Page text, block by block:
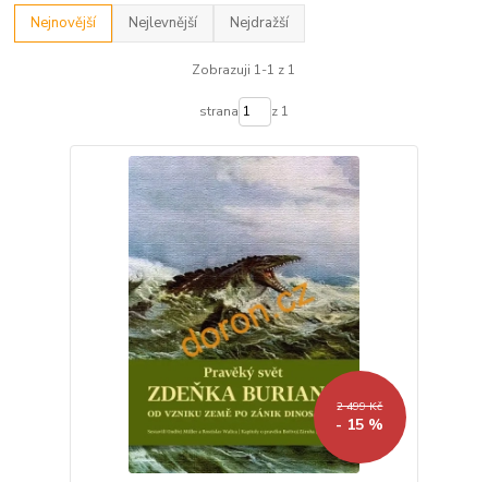
Nejnovější Nejlevnější Nejdražší
Zobrazuji 1-1 z 1
strana z 1
2 499 Kč
- 15 %